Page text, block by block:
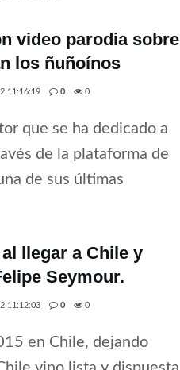
video parodia sobre
los ñuñoínos
11:16:19 0 0
que se ha dedicado a
de la plataforma de
de sus últimas
llegar a Chile y
Seymour.
11:12:03 0 0
en Chile, dejando